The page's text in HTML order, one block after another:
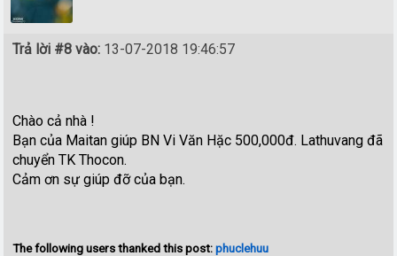
Trả lời #8 vào: 13-07-2018 19:46:57
Chào cả nhà !
Bạn của Maitan giúp BN Vi Văn Hặc 500,000đ. Lathuvang đã
chuyển TK Thocon.
Cảm ơn sự giúp đỡ của bạn.
The following users thanked this post:phuclehuu